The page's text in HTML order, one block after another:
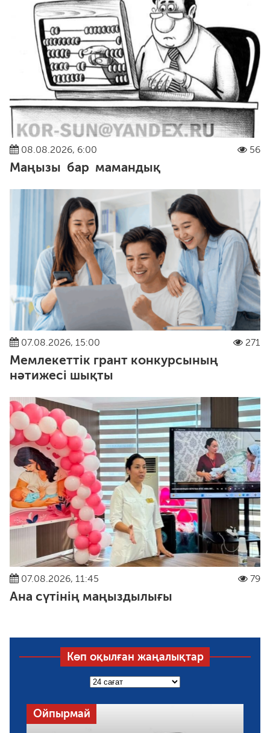
08.08.2026, 6:00 56
Маңызы бар мамандық
07.08.2026, 15:00 271
Мемлекеттік грант конкурсының
нәтижесі шықты
07.08.2026, 11:45 79
Ана сүтінің маңыздылығы
Көп оқылған жаңалықтар
Экология